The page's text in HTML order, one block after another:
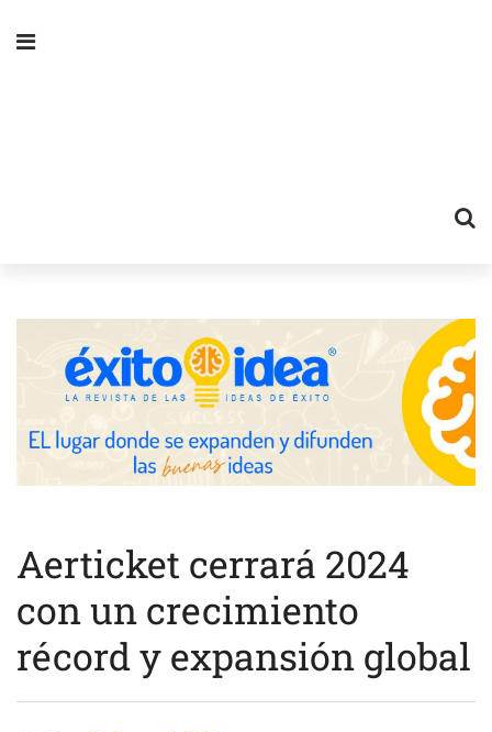
Aerticket cerrará 2024
con un crecimiento
récord y expansión global